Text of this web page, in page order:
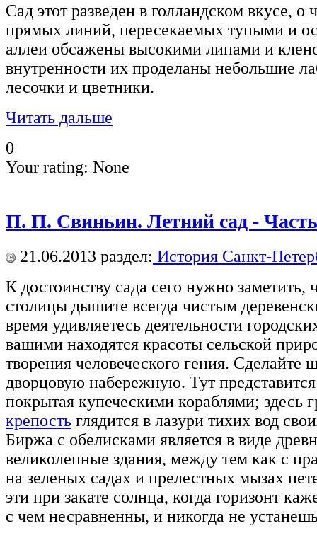
Сад этот разведен в голландском вкусе,
прямых линий, пересекаемых тупыми и
аллеи обсажены высокими липами и
внутренности их проделаны небольшие
лесочки и цветники.
Читать дальше
0
Your rating: None
П. П. Свиньин. Летний сад -
21.06.2013 раздел: История Санкт-
К достоинству сада сего нужно заметить,
столицы дышите всегда чистым
время удивляетесь деятельности
вашими находятся красоты сельской
творения человеческого гения. Сделайте
дворцовую набережную. Тут
покрытая купеческими кораблями; здесь
крепость глядится в лазури тихих вод
Биржа с обелисками является в виде
великолепные здания, между тем как с
на зеленых садах и прелестных мызах
эти при закате солнца, когда горизонт
с чем несравненны, и никогда не